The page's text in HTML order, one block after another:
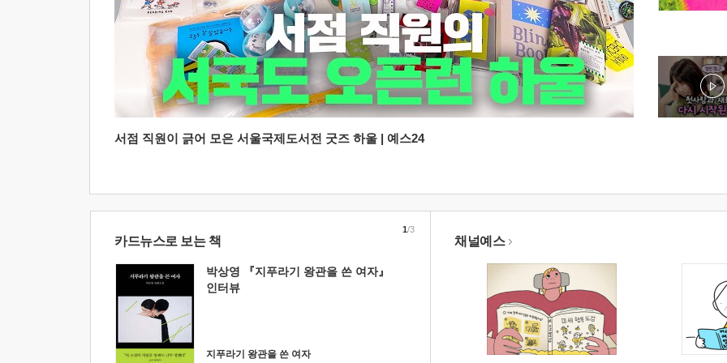
서점 직원이 긁어 모은 서울국제도서전 굿즈 하울 | 예스24
카드뉴스로 보는 책
박상영 『지푸라기 왕관을 쓴 여자』
인터뷰
지푸라기 왕관을 쓴 여자
1/3
채널예스